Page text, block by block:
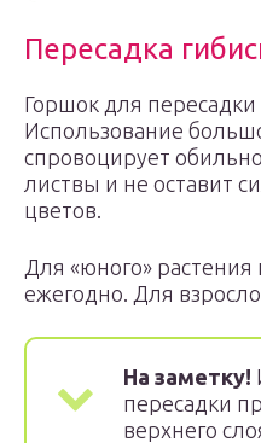
Пересадка
Горшок для
Использование
спровоцирует
листвы и не оставит
цветов.
Для «юного» растения
ежегодно. Для
На заметку!
пересадки
верхнего